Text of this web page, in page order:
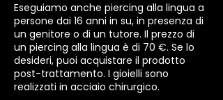
Eseguiamo anche piercing alla lingua a
persone dai 16 anni in su, in presenza di
un genitore o di un tutore. Il prezzo di
un piercing alla lingua è di 70 €. Se lo
desideri, puoi acquistare il prodotto
post-trattamento. I gioielli sono
realizzati in acciaio chirurgico.